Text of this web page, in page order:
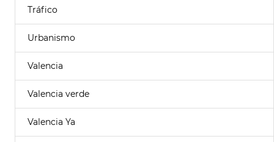
Tráfico
Urbanismo
Valencia
Valencia verde
Valencia Ya